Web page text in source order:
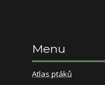
Menu
Atlas ptáků